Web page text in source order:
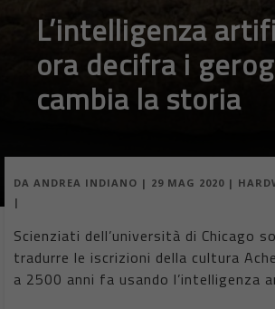
L’intelligenza
ora decifra i
cambia la storia
DA ANDREA INDIANO | 29 MAG 2020 |
|
Scienziati dell’università di Chicago
tradurre le iscrizioni della cultura
a 2500 anni fa usando l’intelligenza